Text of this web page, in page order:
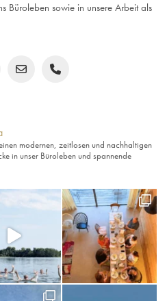
Büroleben sowie in unsere Arbeit als
modernen, zeitlosen und nachhaltigen
in unser Büroleben und spannende